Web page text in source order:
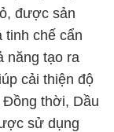
được sản
tinh chế cẩn
năng tạo ra
cải thiện độ
Đồng thời, Dầu
sử dụng